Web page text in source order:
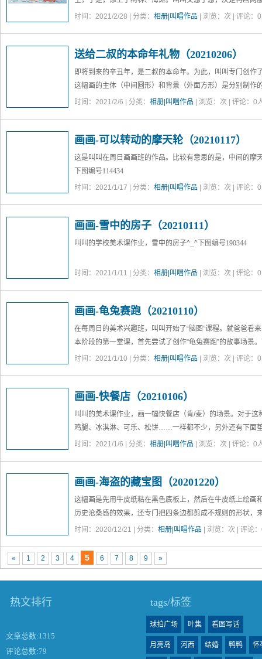
画了一艘赶过来的军舰，发射了不少炮弹，还引爆了一个“
时间：2021/2/28 | 分类： 相册|叫唱作品 | 浏览： 次 | 评论：
送给二叔的本命年礼物（20210206）
即将到来的辛丑年，是二叔的本命年。为此，叫叫专门创作
这幅画的主体（中间圆形）和背景（外面方形）是分别制作
时间：2021/2/6 | 分类： 相册|叫唱作品 | 浏览： 次 | 评论：0
画画-可以转动的摩天轮（20210117）
这是叫叫在周日画画班的作品。比较有意思的是，中间的摩
下图编号114434
时间：2021/1/17 | 分类： 相册|叫唱作品 | 浏览： 次 | 评论：
画画-雪中的房子（20210111）
叫叫的学校美术课作业，雪中的房子^_^ 下图编号190344
时间：2021/1/11 | 分类： 相册|叫唱作品 | 浏览： 次 | 评论：
画画-龟兔赛跑（20210110）
在每周日的美术兴趣班，叫叫开始了“脑图”课程。就爸爸看
本阶段的第一堂课，首先尝试了创作“龟兔赛跑”的故事场景。
时间：2021/1/10 | 分类： 相册|叫唱作品 | 浏览： 次 | 评论：
画画-快餐店（20210106）
叫叫的美术课作业，画一幅快餐店（肯/麦）的场景。对于
鸡腿、冰淇淋、可乐、松饼……一样都不少，另外还有下面
下图编号201659
时间：2021/1/6 | 分类： 相册|叫唱作品 | 浏览： 次 | 评论：0
画画-海盗的藏宝图（20201220）
这幅画是先用牛皮纸粘在黑色底板上，然后在牛皮纸上绘画
历史沧桑感的效果，还专门把四条边都剪成不规则的形状，
下图编号104000
时间：2020/12/21 | 分类： 相册|叫唱作品 | 浏览： 次 | 评论
« 1 2 3 4 5 6 7 8 9 »
热文排行
文章总数:1315
评论总数:79
tags/标签
球拍广场 叶集 看图写话
月亮岛 河西 结婚 鸭鸭 怀